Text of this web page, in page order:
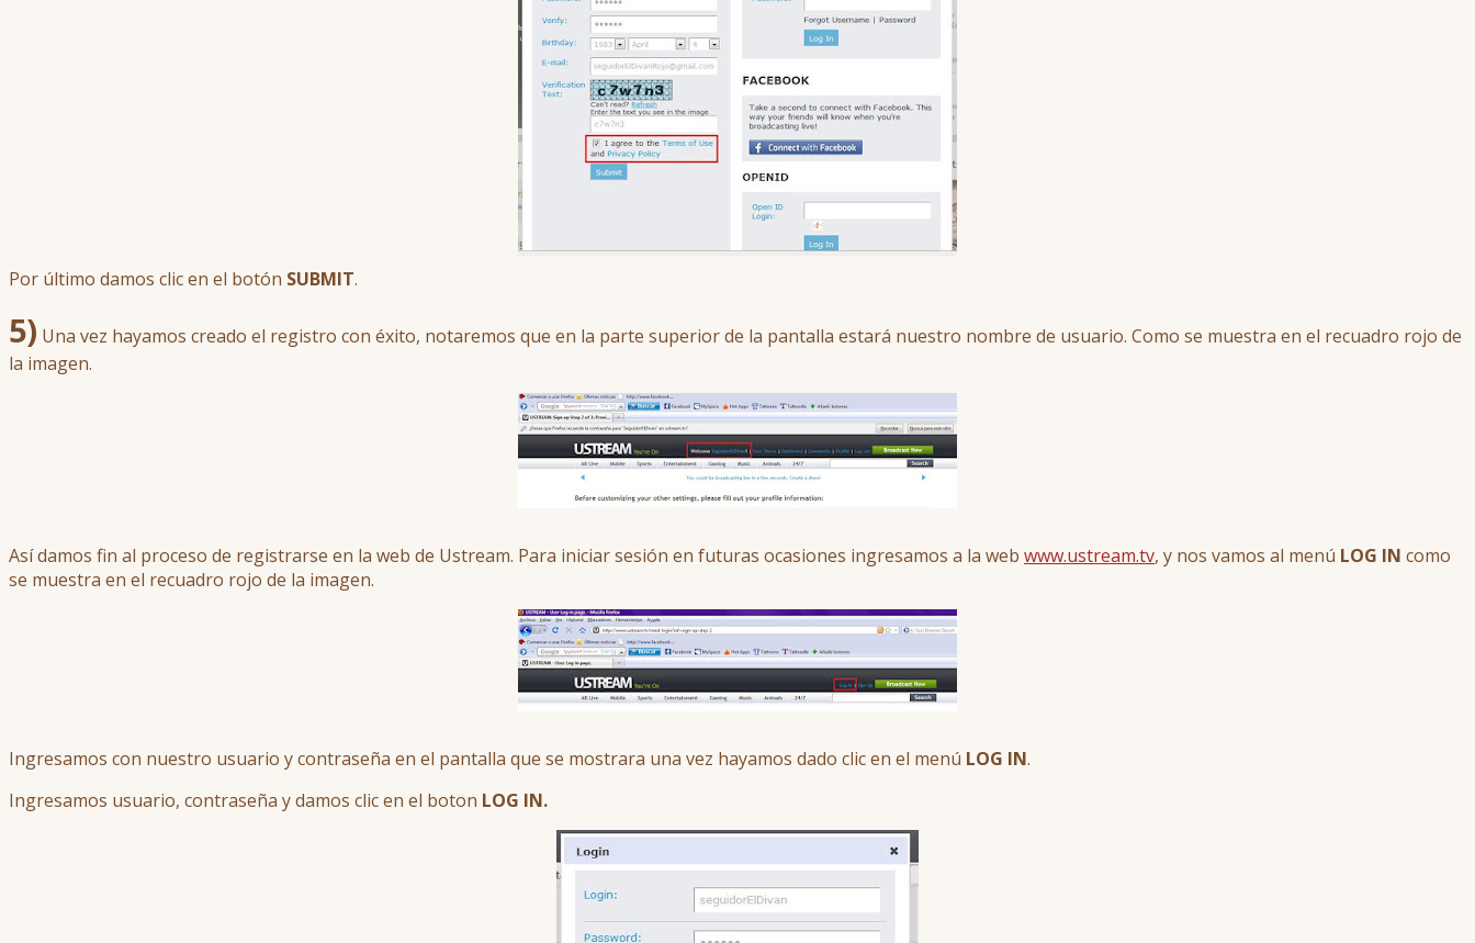
Por último damos clic en el botón SUBMIT.
5) Una vez hayamos creado el registro con éxito, notaremos que en la parte superior de la pantalla estará nuestro nombre de usuario. Como se muestra en el recuadro rojo de
la imagen.
Así damos fin al proceso de registrarse en la web de Ustream. Para iniciar sesión en futuras ocasiones ingresamos a la web www.ustream.tv, y nos vamos al menú LOG IN como
se muestra en el recuadro rojo de la imagen.
Ingresamos con nuestro usuario y contraseña en el pantalla que se mostrara una vez hayamos dado clic en el menú LOG IN.
Ingresamos usuario, contraseña y damos clic en el boton LOG IN.